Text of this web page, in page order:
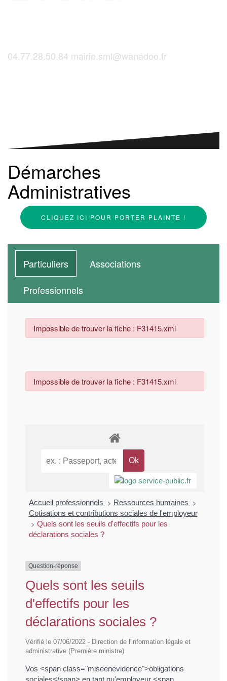
04.77.28.50.84 mairie.sml@wanadoo.fr
Démarches
Administratives
CLIQUEZ ICI POUR PORTER PLAINTE !
Particuliers
Associations
Professionnels
Impossible de trouver la fiche : F31415.xml
Impossible de trouver la fiche : F31415.xml
Accueil professionnels > Ressources humaines >
Cotisations et contributions sociales de l'employeur
> Quels sont les seuils d'effectifs pour les
déclarations sociales ?
Question-réponse
Quels sont les seuils
d'effectifs pour les
déclarations sociales ?
Vérifié le 07/06/2022 - Direction de l'information légale et
administrative (Première ministre)
Vos <span class="miseenevidence">obligations